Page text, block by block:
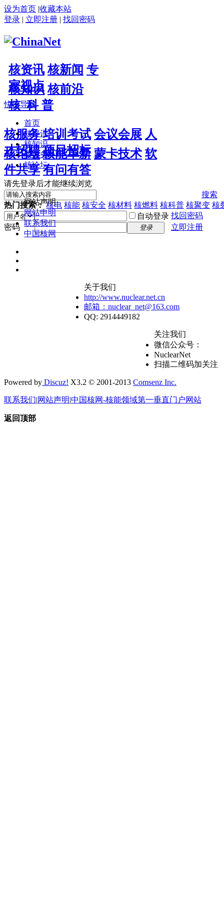
设为首页 |收藏本站
登录 | 立即注册 | 找回密码
核资讯 核新闻 专
家视点
核知识 核前沿
核 科 普
核服务 培训考试 会议会展 人
才招聘 项目招标
核论坛 核能革新 蒙卡技术 软
件共享 有问有答
搜索
热门搜索： 核电 核能 核安全 核材料 核燃料 核科普 核聚变 核
自动登录 找回密码
密码
登录 立即注册
快捷导航
首页
核资讯
核知识
核服务
核论坛
请先登录后才能继续浏览
网站声明
网站申明
联系我们
中国核网
关于我们
http://www.nuclear.net.cn
邮箱：nuclear_net@163.com
QQ: 2914449182
关注我们
微信公众号：
NuclearNet
扫描二维码加关注
Powered by Discuz! X3.2 © 2001-2013 Comsenz Inc.
联系我们|网站声明|中国核网-核能领域第一垂直门户网站
返回顶部